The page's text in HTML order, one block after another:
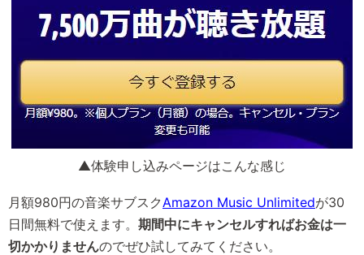
▲体験申し込みページはこんな感じ
月額980円の音楽サブスクAmazon Music Unlimitedが30
日間無料で使えます。 期間中にキャンセルすればお金は一
切かかりませんのでぜひ試してみてください。